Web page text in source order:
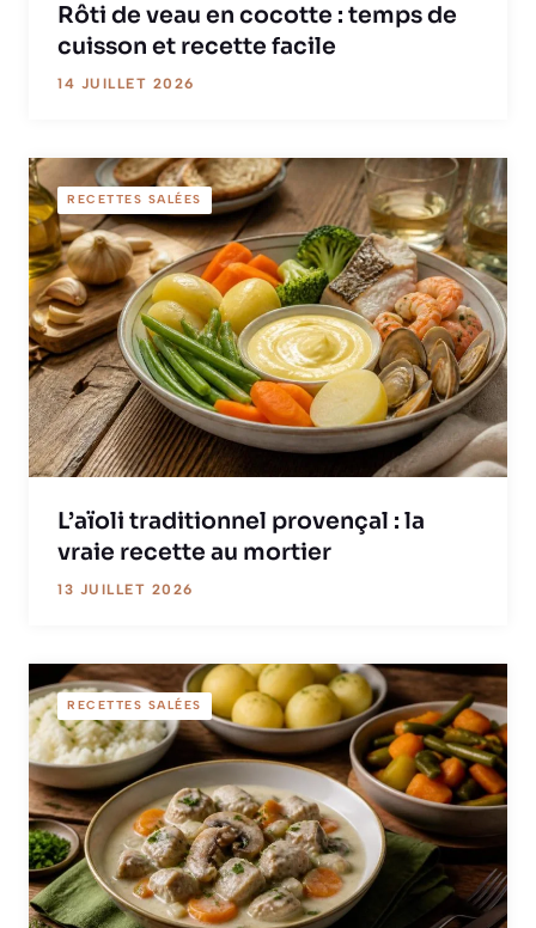
Rôti de veau en cocotte : temps de
cuisson et recette facile
14 JUILLET 2026
RECETTES SALÉES
L’aïoli traditionnel provençal : la
vraie recette au mortier
13 JUILLET 2026
RECETTES SALÉES